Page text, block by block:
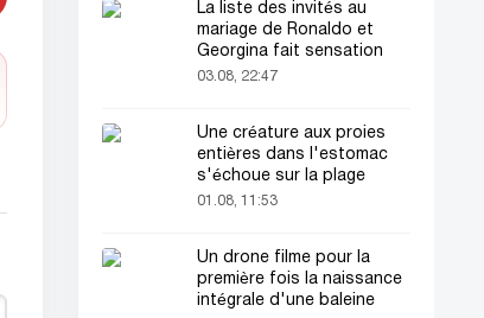
La liste des invités au
mariage de Ronaldo et
Georgina fait sensation
03.08, 22:47
Une créature aux proies
entières dans l'estomac
s'échoue sur la plage
01.08, 11:53
Un drone filme pour la
première fois la naissance
intégrale d'une baleine